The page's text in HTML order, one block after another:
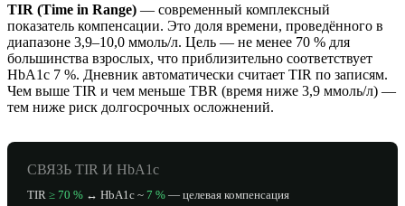
TIR (Time in Range) — современный комплексный
показатель компенсации. Это доля времени, проведённого в
диапазоне 3,9–10,0 ммоль/л. Цель — не менее 70 % для
большинства взрослых, что приблизительно соответствует
HbA1c 7 %. Дневник автоматически считает TIR по записям.
Чем выше TIR и чем меньше TBR (время ниже 3,9 ммоль/л) —
тем ниже риск долгосрочных осложнений.
СВЯЗЬ TIR И HbA1c
TIR ≥ 70 % ↔ HbA1c ~ 7 % — целевая компенсация